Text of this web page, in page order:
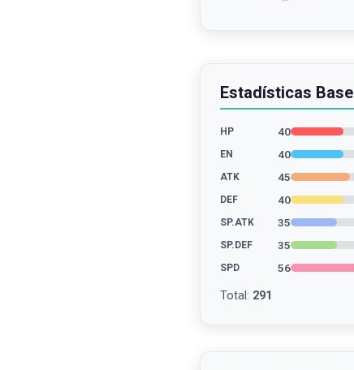
Estadísticas Base
HP 40
EN 40
ATK 45
DEF 40
SP.ATK 35
SP.DEF 35
SPD 56
Total : 291